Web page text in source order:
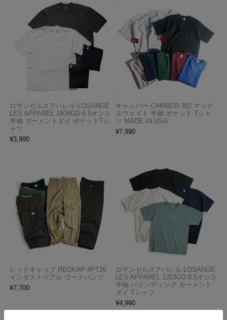
ロサンゼルスアパレル LOSANGE
LES APPAREL 1809GD 6.5オンス
半袖 ガーメントダイ ポケットTシ
ャツ
¥3,990
キャンバー CAMBER 302 マック
スウェイト 半袖 ポケット Tシャ
ツ MADE IN USA
¥7,990
レッドキャップ REDKAP #PT20
インダストリアル ワークパンツ
¥7,700
ロサンゼルスアパレル LOSANGE
LES APPAREL 1203GD 8.5オンス
半袖 バインディング ガーメント
ダイ Tシャツ
¥4,990